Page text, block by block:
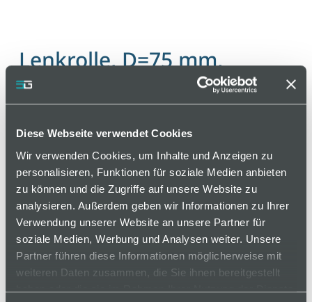
Diese Webseite verwendet Cookies
Wir verwenden Cookies, um Inhalte und Anzeigen zu
personalisieren, Funktionen für soziale Medien anbieten
zu können und die Zugriffe auf unsere Website zu
analysieren. Außerdem geben wir Informationen zu Ihrer
Verwendung unserer Website an unsere Partner für
soziale Medien, Werbung und Analysen weiter. Unsere
Partner führen diese Informationen möglicherweise mit
weiteren Daten zusammen, die Sie ihnen bereitgestellt
haben oder die sie im Rahmen Ihrer Nutzung der Dienste
Lenkrolle, D=75 mm,
thermoplastischer Gummi
412541274
Die Rollen haben sehr gute Laufeigenschaften und
sind besonders für den Werkstattbereich geeignet.
auf Anfrage